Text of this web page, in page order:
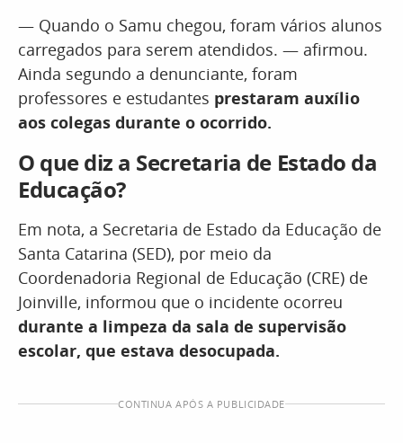
— Quando o Samu chegou, foram vários alunos
carregados para serem atendidos. — afirmou.
Ainda segundo a denunciante, foram
professores e estudantes prestaram auxílio
aos colegas durante o ocorrido.
O que diz a Secretaria de Estado da
Educação?
Em nota, a Secretaria de Estado da Educação de
Santa Catarina (SED), por meio da
Coordenadoria Regional de Educação (CRE) de
Joinville, informou que o incidente ocorreu
durante a limpeza da sala de supervisão
escolar, que estava desocupada.
CONTINUA APÓS A PUBLICIDADE